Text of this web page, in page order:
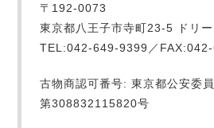
〒192-0073
東京都八王子市寺町23-5 ドリ
TEL:042-649-9399／
古物商認可番号: 東京都公安委
第308832115820号